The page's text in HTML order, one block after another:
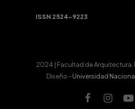
ISSN 2524-9223
2024 | Facultad de Arquitectura,
Diseño -Universidad